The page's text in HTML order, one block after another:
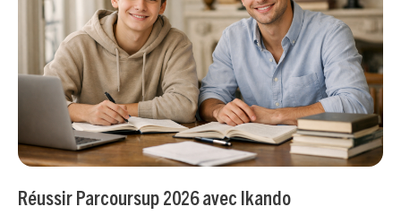
Réussir Parcoursup 2026 avec Ikando